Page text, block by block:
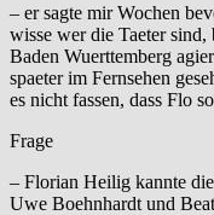
– er sagte mir Wochen
wisse wer die Taeter
Baden Wuerttemberg
spaeter im Fernsehen
es nicht fassen, dass Flo
Frage
– Florian Heilig kannte
Uwe Boehnhardt und